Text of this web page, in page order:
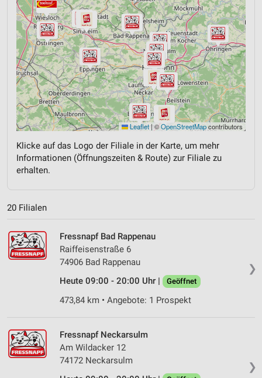
Leaflet|©OpenStreetMapcontributors
Klicke auf das Logo der Filiale in der Karte, um mehr
Informationen (Öffnungszeiten & Route) zur Filiale zu
erhalten.
20 Filialen
❯
Fressnapf Bad Rappenau
Raiffeisenstraße 6
74906 Bad Rappenau
Heute 09:00 - 20:00 Uhr |
Geöffnet
473,84 km • Angebote: 1 Prospekt
❯
Fressnapf Neckarsulm
Am Wildacker 12
74172 Neckarsulm